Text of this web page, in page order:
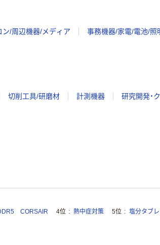
ン/周辺機器/メディア 事務機器/家電/電池/照
切削工具/研磨材 計測機器 研究開発・
CORSAIR 4位 熱中症対策 5位 塩分タブレ